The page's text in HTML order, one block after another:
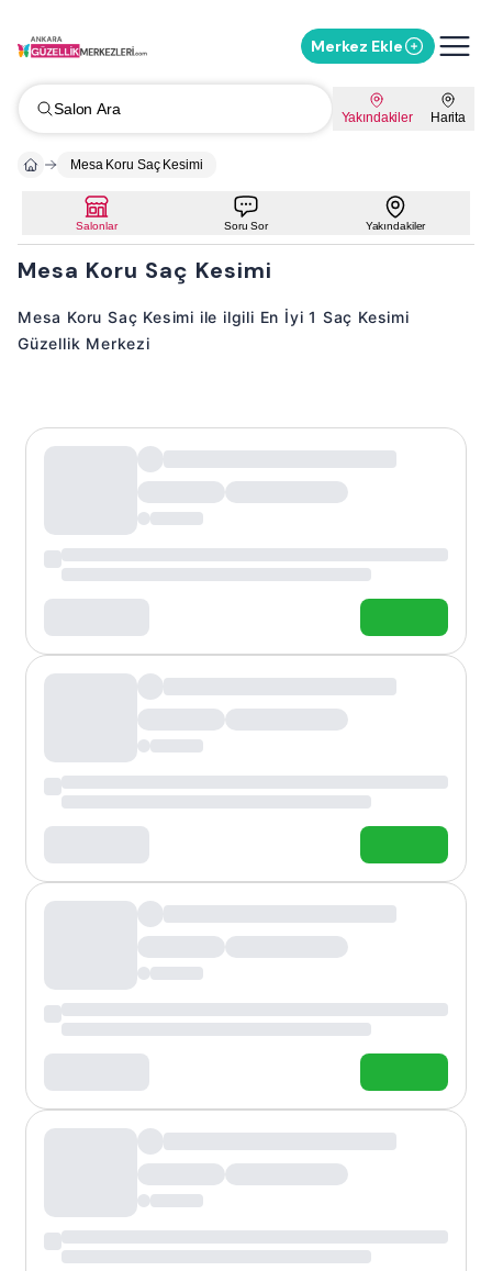
Merkez Ekle
Salon Ara Yakındakiler Harita
Mesa Koru Saç Kesimi
Salonlar Soru Sor Yakındakiler
Mesa Koru Saç Kesimi
Mesa Koru Saç Kesimi ile ilgili En İyi 1 Saç Kesimi
Güzellik Merkezi